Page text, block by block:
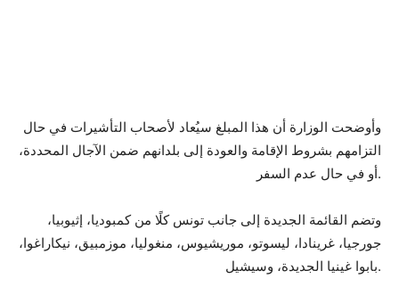
وأوضحت الوزارة أن هذا المبلغ سيُعاد لأصحاب التأشيرات في حال
التزامهم بشروط الإقامة والعودة إلى بلدانهم ضمن الآجال المحددة،
أو في حال عدم السفر.
وتضم القائمة الجديدة إلى جانب تونس كلًا من كمبوديا، إثيوبيا،
جورجيا، غرينادا، ليسوتو، موريشيوس، منغوليا، موزمبيق، نيكاراغوا،
بابوا غينيا الجديدة، وسيشيل.